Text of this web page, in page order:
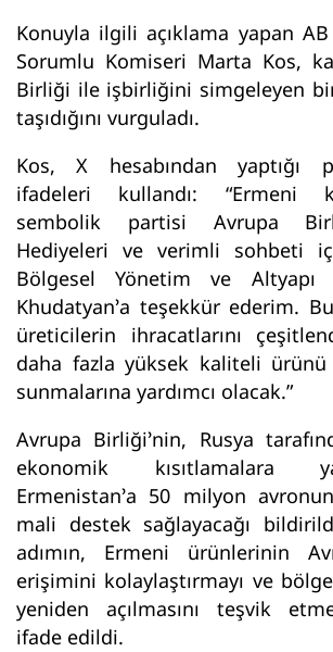
Konuyla ilgili açıklama yapan
Sorumlu Komiseri Marta Kos,
Birliği ile işbirliğini simgeleyen
taşıdığını vurguladı.
Kos, X hesabından yaptığı
ifadeleri kullandı: “Ermeni
sembolik partisi Avrupa
Hediyeleri ve verimli sohbeti
Bölgesel Yönetim ve Altyapı
Khudatyan’a teşekkür ederim.
üreticilerin ihracatlarını
daha fazla yüksek kaliteli ürünü
sunmalarına yardımcı olacak.”
Avrupa Birliği’nin, Rusya
ekonomik kısıtlamalara
Ermenistan’a 50 milyon
mali destek sağlayacağı
adımın, Ermeni ürünlerinin
erişimini kolaylaştırmayı ve
yeniden açılmasını teşvik
ifade edildi.